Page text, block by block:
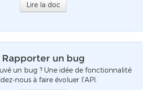
Lire la doc
Rapporter un bug
un bug ? Une idée de fonctionnalité
nous à faire évoluer l'API.